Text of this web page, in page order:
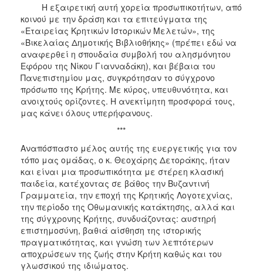
Η εξαιρετική αυτή χορεία προσωπικοτήτων, από
κοινού με την δράση και τα επιτεύγματα της
«Εταιρείας Κρητικών Ιστορικών Μελετών», της
«Βικελαίας Δημοτικής Βιβλιοθήκης» (πρέπει εδώ να
αναφερθεί η σπουδαία συμβολή του αλησμόνητου
Εφόρου της Νίκου Γιανναδάκη), και βέβαια του
Πανεπιστημίου μας, συγκρότησαν το σύγχρονο
πρόσωπο της Κρήτης. Με κύρος, υπευθυνότητα, και
ανοιχτούς ορίζοντες. Η ανεκτίμητη προσφορά τους,
μας κάνει όλους υπερήφανους.
***
Αναπόσπαστο μέλος αυτής της ευεργετικής για τον
τόπο μας ομάδας, ο κ. Θεοχάρης Δετοράκης, ήταν
και είναι μια προσωπικότητα με στέρεη κλασική
παιδεία, κατέχοντας σε βάθος την Βυζαντινή
Γραμματεία, την εποχή της Κρητικής Λογοτεχνίας,
την περίοδο της Οθωμανικής κατάκτησης, αλλά και
της σύγχρονης Κρήτης, συνδυάζοντας: αυστηρή
επιστημοσύνη, βαθιά αίσθηση της ιστορικής
πραγματικότητας, και γνώση των λεπτότερων
αποχρώσεων της ζωής στην Κρήτη καθώς και του
γλωσσικού της ιδιώματος.